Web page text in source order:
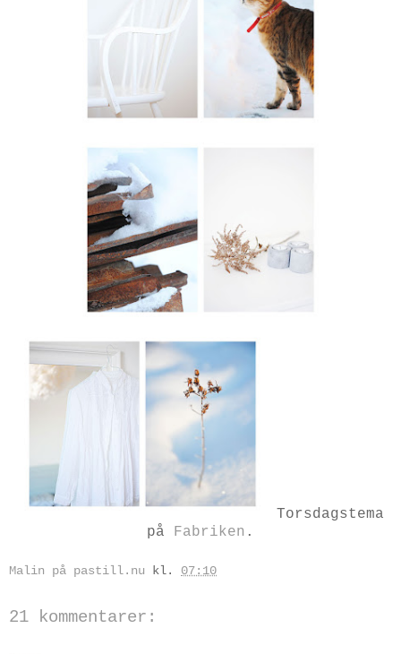
Torsdagstema
på Fabriken .
Malin på pastill.nu kl. 07:10
21 kommentarer: